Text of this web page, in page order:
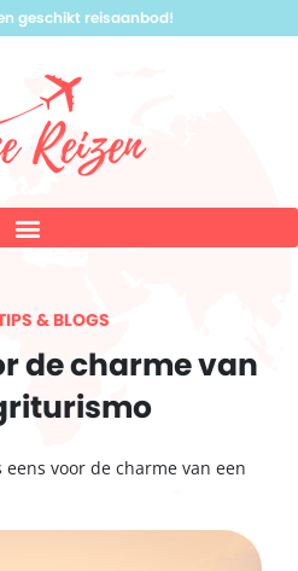
geschikt reisaanbod!
& BLOGS
de charme van
eens voor de charme van een